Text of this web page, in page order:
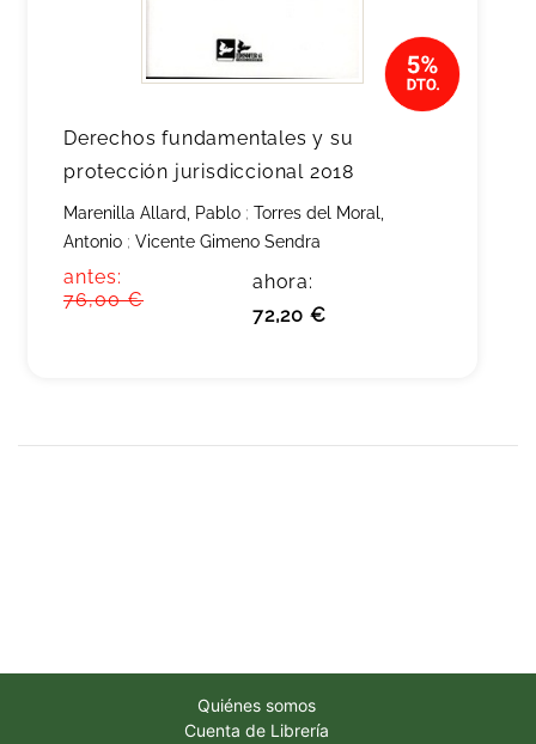
Derechos fundamentales y su
protección jurisdiccional 2018
Marenilla Allard, Pablo ; Torres del Moral,
Antonio ; Vicente Gimeno Sendra
antes:
76,00 €
ahora:
72,20 €
Quiénes somos
Cuenta de Librería